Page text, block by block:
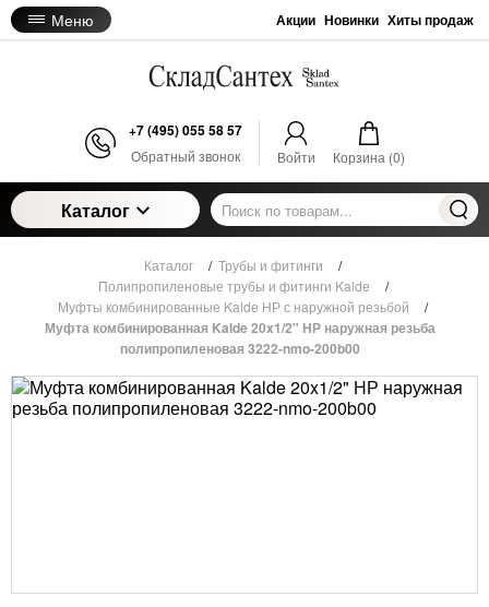
Меню Акции Новинки Хиты продаж
+7 (495) 055 58 57
Обратный звонок Войти Корзина (0)
Каталог
Каталог / Трубы и фитинги
/
Полипропиленовые трубы и фитинги Kalde
/
Муфты комбинированные Kalde НР с наружной резьбой
/
Муфта комбинированная Kalde 20x1/2" НР наружная резьба
полипропиленовая 3222-nmo-200b00